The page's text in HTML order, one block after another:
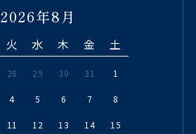
2026年8月
火 水 木 金 土
28 29 30 31 1
4 5 6 7 8
11 12 13 14 15